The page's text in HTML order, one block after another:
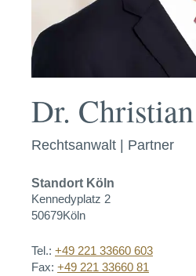
Dr.
Rechtsanwalt | Partner
Standort Köln
Kennedyplatz 2
50679Köln
Tel.: +49 221 33660 603
Fax: +49 221 33660 81